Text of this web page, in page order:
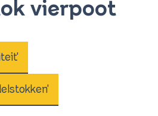
vierpoot